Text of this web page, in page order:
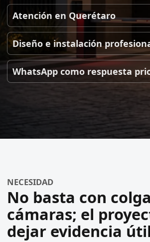
Atención en Querétaro
Diseño e instalación
WhatsApp como respuesta
NECESIDAD
No basta con
cámaras; el
dejar evidencia útil